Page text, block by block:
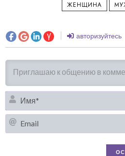
ЖЕНЩИНА
авторизуйтесь